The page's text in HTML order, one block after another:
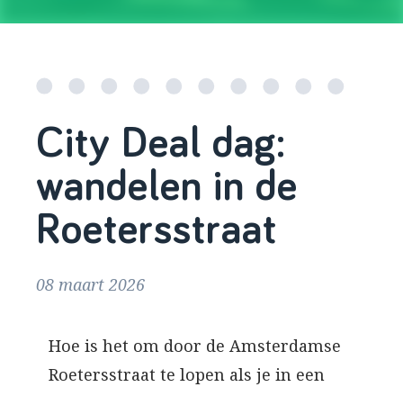
City Deal dag:
wandelen in de
Roetersstraat
08 maart 2026
Hoe is het om door de Amsterdamse
Roetersstraat te lopen als je in een